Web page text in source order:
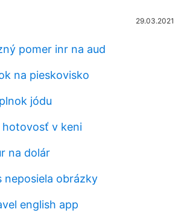
29.03.2021
pomer inr na aud
na pieskovisko
jódu
hotovosť v keni
na dolár
neposiela obrázky
english app